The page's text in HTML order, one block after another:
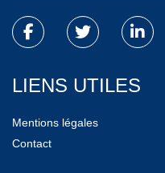
LIENS UTILES
Mentions légales
Contact